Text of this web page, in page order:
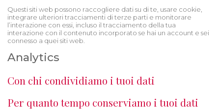
Questi siti web possono raccogliere dati su di te, usare cookie,
integrare ulteriori tracciamenti di terze parti e monitorare
l’interazione con essi, incluso il tracciamento della tua
interazione con il contenuto incorporato se hai un account e sei
connesso a quei siti web.
Analytics
Con chi condividiamo i tuoi dati
Per quanto tempo conserviamo i tuoi dati